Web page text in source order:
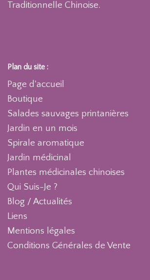
Traditionnelle Chinoise.
Plan du site :
Page d'accueil
Boutique
Salades sauvages printanières
Jardin en un mois
Spirale aromatique
Jardin médicinal
Plantes médicinales chinoises
Qui Suis-Je ?
Blog / Actualités
Liens
Mentions légales
Conditions Générales de Vente